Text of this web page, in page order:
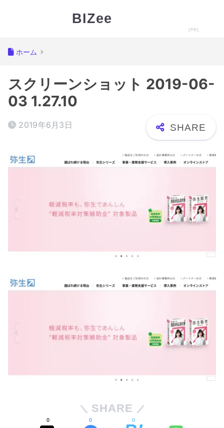
BIZee
ホーム
スクリーンショット 2019-06-
03 1.27.10
2019年6月3日
SHARE
0 0 0